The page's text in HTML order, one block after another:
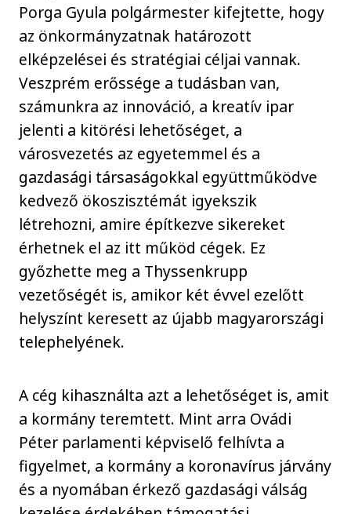
Porga Gyula polgármester kifejtette, hogy
az önkormányzatnak határozott
elképzelései és stratégiai céljai vannak.
Veszprém erőssége a tudásban van,
számunkra az innováció, a kreatív ipar
jelenti a kitörési lehetőséget, a
városvezetés az egyetemmel és a
gazdasági társaságokkal együttműködve
kedvező ökoszisztémát igyekszik
létrehozni, amire építkezve sikereket
érhetnek el az itt működ cégek. Ez
győzhette meg a Thyssenkrupp
vezetőségét is, amikor két évvel ezelőtt
helyszínt keresett az újabb magyarországi
telephelyének.
A cég kihasználta azt a lehetőséget is, amit
a kormány teremtett. Mint arra Ovádi
Péter parlamenti képviselő felhívta a
figyelmet, a kormány a koronavírus járvány
és a nyomában érkező gazdasági válság